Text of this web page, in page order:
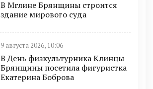
В Мглине Брянщины строится
здание мирового суда
9 августа 2026, 10:06
В День физкультурника Клинцы
Брянщины посетила фигуристка
Екатерина Боброва